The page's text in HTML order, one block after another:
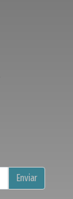
Enviar